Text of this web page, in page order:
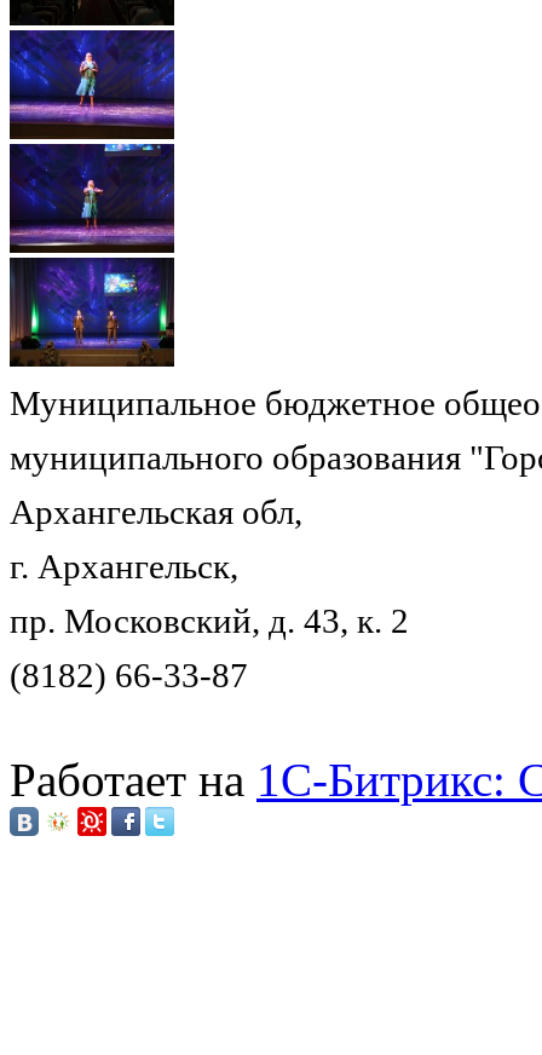
Муниципальное бюджетное
муниципального образования
Архангельская обл,
г. Архангельск,
пр. Московский, д. 43, к. 2
(8182) 66-33-87
Работает на 1C-Битрикс: